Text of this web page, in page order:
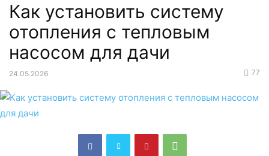
Как установить систему
отопления с тепловым
насосом для дачи
24.05.2026 77